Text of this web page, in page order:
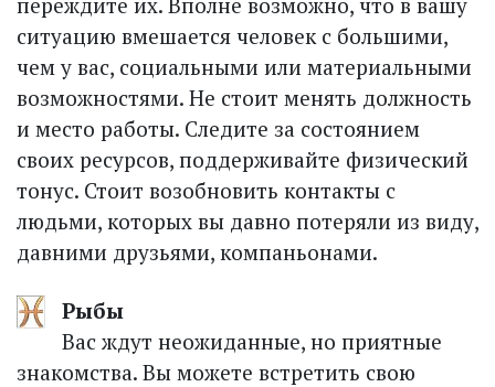
ситуацию вмешается человек с большими,
чем у вас, социальными или материальными
возможностями. Не стоит менять должность
и место работы. Следите за состоянием
своих ресурсов, поддерживайте физический
тонус. Стоит возобновить контакты с
людьми, которых вы давно потеряли из виду,
давними друзьями, компаньонами.
Рыбы
Вас ждут неожиданные, но приятные
знакомства. Вы можете встретить свою